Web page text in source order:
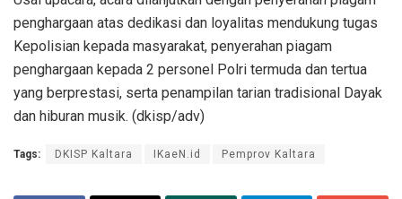
penghargaan atas dedikasi dan loyalitas mendukung tugas
Kepolisian kepada masyarakat, penyerahan piagam
penghargaan kepada 2 personel Polri termuda dan tertua
yang berprestasi, serta penampilan tarian tradisional Dayak
dan hiburan musik. (dkisp/adv)
Tags: DKISP Kaltara IKaeN.id Pemprov Kaltara